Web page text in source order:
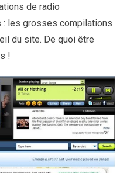
de radio
: les grosses compilations
du site. De quoi être
!